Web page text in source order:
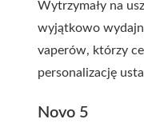
Wytrzymały na
wyjątkowo
vaperów, którzy
personalizację
Novo 5